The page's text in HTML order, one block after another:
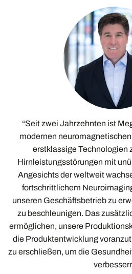
“Seit zwei Jahrzehnten ist
modernen
erstklassige Technologien
Hirnleistungsstörungen mit
Angesichts der weltweit
fortschrittlichem
unseren Geschäftsbetrieb zu
zu beschleunigen. Das
ermöglichen, unsere
die Produktentwicklung
zu erschließen, um die